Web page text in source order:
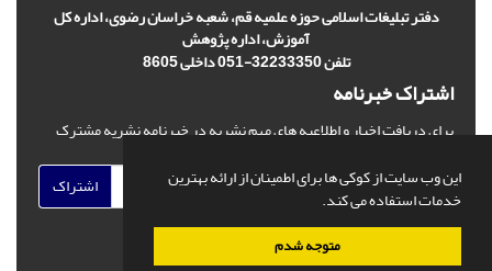
این وب سایت از کوکی ها برای اطمینان از ارائه بهترین
خدمات استفاده می کند.
متوجه شدم
دفتر تبلیغات اسلامی حوزه علمیه قم، شعبه خراسان رضوی، اداره کل
آموزش، اداره پژوهش
تلفن 32233350-051 داخلی 8605
اشتراک خبرنامه
برای دریافت اخبار و اطلاعیه های مهم نشریه در خبرنامه نشریه مشترک
اشتراک